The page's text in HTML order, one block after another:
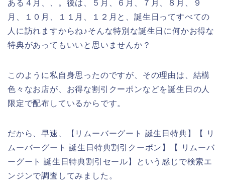
ある４月、、。後は、５月、６月、７月、８月、９
月、１０月、１１月、１２月と、誕生日ってすべての
人に訪れますからね♪そんな特別な誕生日に何かお得な
特典があってもいいと思いませんか？
このように私自身思ったのですが、その理由は、結構
色々なお店が、お得な割引クーポンなどを誕生日の人
限定で配布しているからです。
だから、早速、【リムーバーグート 誕生日特典】【 リ
ムーバーグート 誕生日特典割引クーポン】【 リムーバ
ーグート 誕生日特典割引セール】という感じで検索エ
ンジンで調査してみました。